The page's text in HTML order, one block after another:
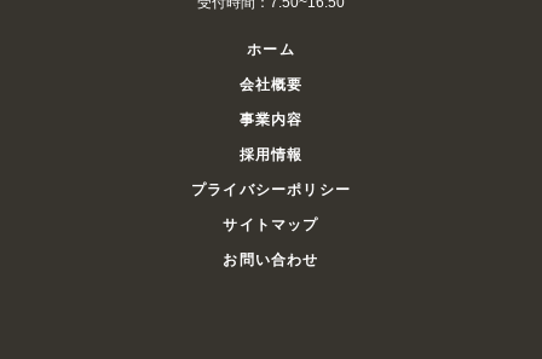
ホーム
会社概要
事業内容
採用情報
プライバシーポリシー
サイトマップ
お問い合わせ